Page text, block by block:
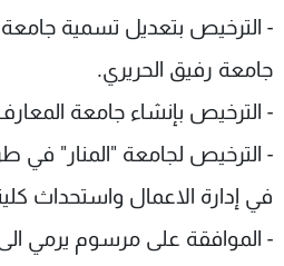
- الترخيص بتعديل تسمية جامعة
جامعة رفيق الحريري.
- الترخيص بإنشاء جامعة
- الترخيص لجامعة "المنار" في
في إدارة الاعمال واستحداث
- الموافقة على مرسوم يرمي